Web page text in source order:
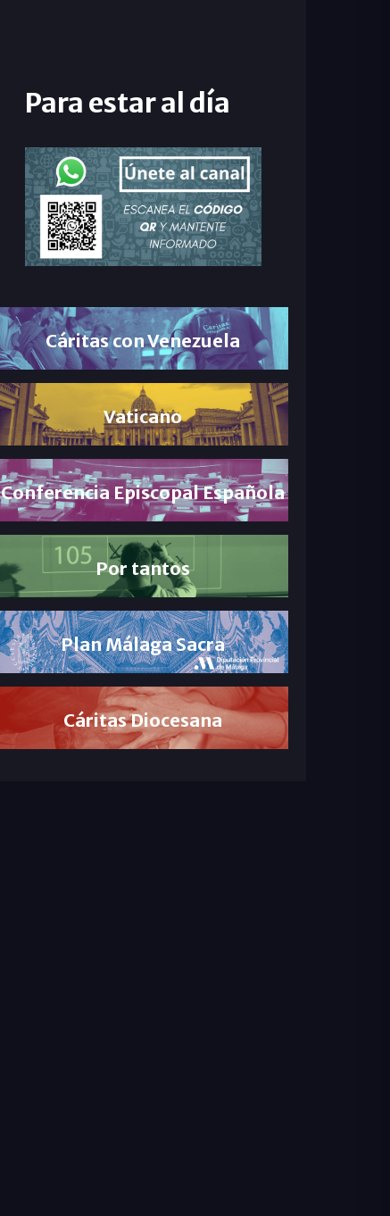
Para estar al día
Cáritas con Venezuela
Vaticano
Conferencia Episcopal Española
Por tantos
Plan Málaga Sacra
Cáritas Diocesana